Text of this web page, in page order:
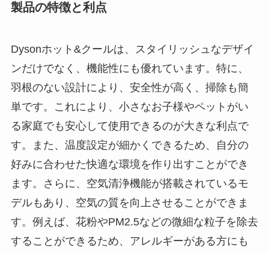
製品の特徴と利点
Dysonホット&クールは、スタイリッシュなデザイ
ンだけでなく、機能性にも優れています。特に、
羽根のない設計により、安全性が高く、掃除も簡
単です。これにより、小さなお子様やペットがい
る家庭でも安心して使用できるのが大きな利点で
す。また、温度設定が細かくできるため、自分の
好みに合わせた快適な環境を作り出すことができ
ます。さらに、空気清浄機能が搭載されているモ
デルもあり、空気の質を向上させることができま
す。例えば、花粉やPM2.5などの微細な粒子を除去
することができるため、アレルギーがある方にも